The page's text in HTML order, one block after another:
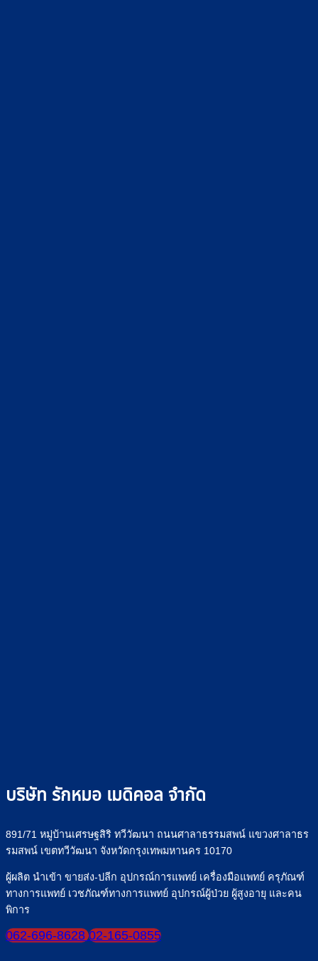
บริษัท รักหมอ เมดิคอล จำกัด
891/71 หมู่บ้านเศรษฐสิริ ทวีวัฒนา ถนนศาลาธรรมสพน์ แขวงศาลาธร
รมสพน์ เขตทวีวัฒนา จังหวัดกรุงเทพมหานคร 10170
ผู้ผลิต นำเข้า ขายส่ง-ปลีก อุปกรณ์การแพทย์ เครื่องมือแพทย์ ครุภัณฑ์
ทางการแพทย์ เวชภัณฑ์ทางการแพทย์ อุปกรณ์ผู้ป่วย ผู้สูงอายุ และคน
พิการ
062-696-8628 02-165-0855